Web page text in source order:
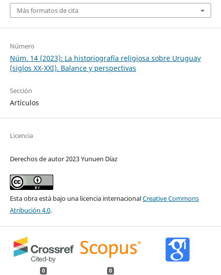
Más formatos de cita
Número
Núm. 14 (2023): La historiografía religiosa sobre Uruguay
(siglos XX-XXI). Balance y perspectivas
Sección
Artículos
Licencia
Derechos de autor 2023 Yunuen Díaz
Esta obra está bajo una licencia internacionalCreative Commons
Atribución 4.0.
0 0